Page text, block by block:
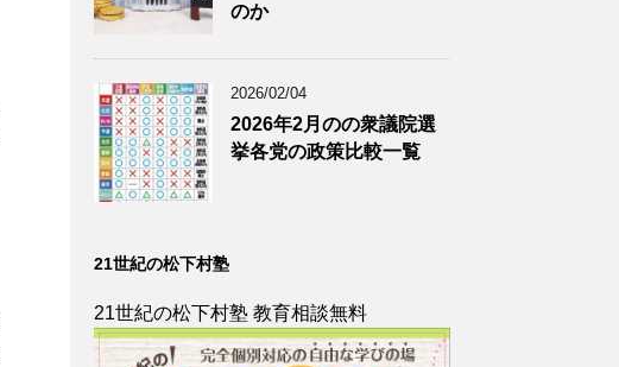
のか
2026/02/04
2026年2月のの衆議院選
挙各党の政策比較一覧
21世紀の松下村塾
21世紀の松下村塾 教育相談無料